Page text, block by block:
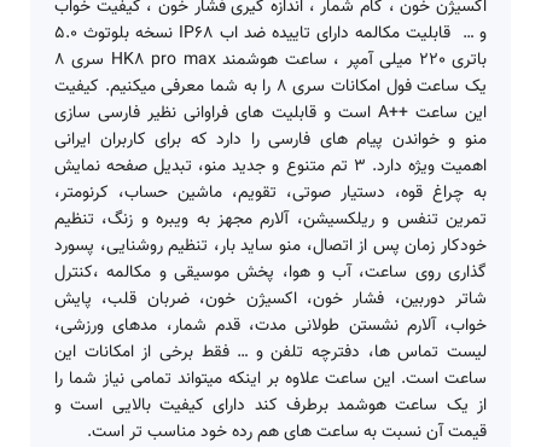
اکسیژن خون ، گام شمار ، اندازه گیری فشار خون ، کیفیت خواب
و … ‌ قابلیت مکالمه دارای تاییده ضد اب IP68 نسخه بلوتوث 5.0
باتری 220 میلی آمپر ، ساعت هوشمند HK8 pro max سری 8
یک ساعت فول امکانات سری 8 را به شما معرفی میکنیم. کیفیت
این ساعت ++A است و قابلیت های فراوانی نظیر فارسی سازی
منو و خواندن پیام های فارسی را دارد که برای کاربران ایرانی
اهمیت ویژه دارد. 3 تم متنوع و جدید منو، تبدیل صفحه نمایش
به چراغ قوه، دستیار صوتی، تقویم، ماشین حساب، کرنومتر،
تمرین تنفس و ریلکسیشن، آلارم مجهز به ویبره و زنگ، تنظیم
خودکار زمان پس از اتصال، منو ساید بار، تنظیم روشنایی، پسورد
گذاری روی ساعت، آب و هوا، پخش موسیقی و مکالمه ،کنترل
شاتر دوربین، فشار خون، اکسیژن خون، ضربان قلب، پایش
خواب، آلارم نشستن طولانی مدت، قدم شمار، مدهای ورزشی،
لیست تماس ها، دفترچه تلفن و … فقط برخی از امکانات این
ساعت است. این ساعت علاوه بر اینکه میتواند تمامی نیاز شما را
از یک ساعت هوشمد برطرف کند دارای کیفیت بالایی است و
قیمت آن نسبت به ساعت های هم رده خود مناسب تر است.